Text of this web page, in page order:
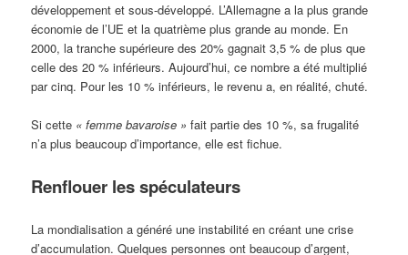
développement et sous-développé. L’Allemagne a la plus grande
économie de l’UE et la quatrième plus grande au monde. En
2000, la tranche supérieure des 20% gagnait 3,5 % de plus que
celle des 20 % inférieurs. Aujourd’hui, ce nombre a été multiplié
par cinq. Pour les 10 % inférieurs, le revenu a, en réalité, chuté.
Si cette « femme bavaroise » fait partie des 10 %, sa frugalité
n’a plus beaucoup d’importance, elle est fichue.
Renflouer les spéculateurs
La mondialisation a généré une instabilité en créant une crise
d’accumulation. Quelques personnes ont beaucoup d’argent,